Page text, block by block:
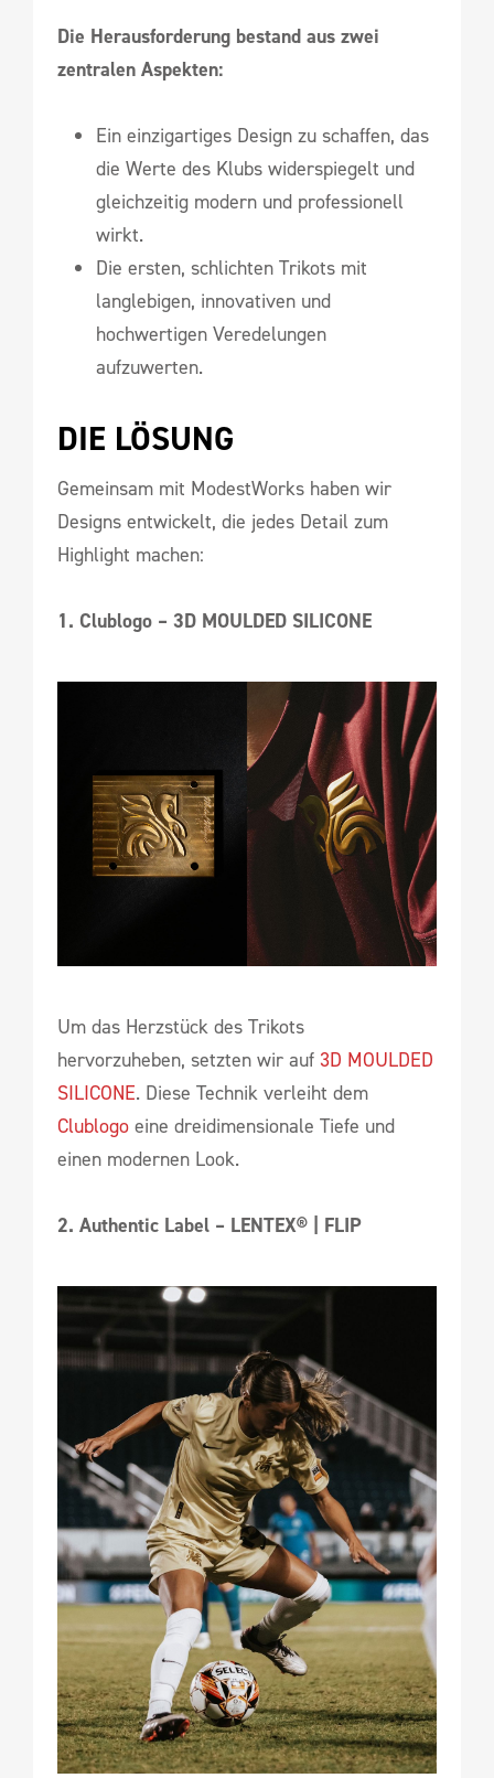
Die Herausforderung bestand aus zwei
zentralen Aspekten:
Ein einzigartiges Design zu schaffen, das
die Werte des Klubs widerspiegelt und
gleichzeitig modern und professionell
wirkt.
Die ersten, schlichten Trikots mit
langlebigen, innovativen und
hochwertigen Veredelungen
aufzuwerten.
DIE LÖSUNG
Gemeinsam mit ModestWorks haben wir
Designs entwickelt, die jedes Detail zum
Highlight machen:
1. Clublogo – 3D MOULDED SILICONE
Um das Herzstück des Trikots
hervorzuheben, setzten wir auf 3D MOULDED
SILICONE. Diese Technik verleiht dem
Clublogo eine dreidimensionale Tiefe und
einen modernen Look.
2. Authentic Label – LENTEX® | FLIP